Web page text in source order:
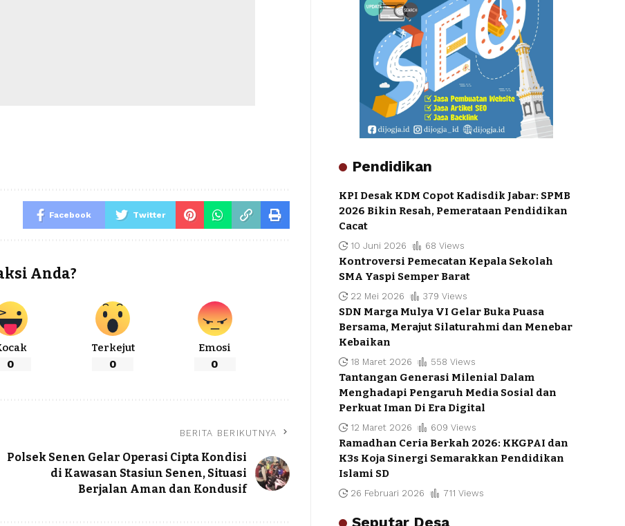
Facebook Twitter
Anda?
0
Terkejut
0
Emosi
0
BERITA BERIKUTNYA
Polsek Senen Gelar Operasi Cipta Kondisi
di Kawasan Stasiun Senen, Situasi
Berjalan Aman dan Kondusif
Pendidikan
KPI Desak KDM Copot Kadisdik Jabar: SPMB
2026 Bikin Resah, Pemerataan Pendidikan
Cacat
10 Juni 2026 68 Views
Kontroversi Pemecatan Kepala Sekolah
SMA Yaspi Semper Barat
22 Mei 2026 379 Views
SDN Marga Mulya VI Gelar Buka Puasa
Bersama, Merajut Silaturahmi dan Menebar
Kebaikan
18 Maret 2026 558 Views
Tantangan Generasi Milenial Dalam
Menghadapi Pengaruh Media Sosial dan
Perkuat Iman Di Era Digital
12 Maret 2026 609 Views
Ramadhan Ceria Berkah 2026: KKGPAI dan
K3s Koja Sinergi Semarakkan Pendidikan
Islami SD
26 Februari 2026 711 Views
Seputar Desa